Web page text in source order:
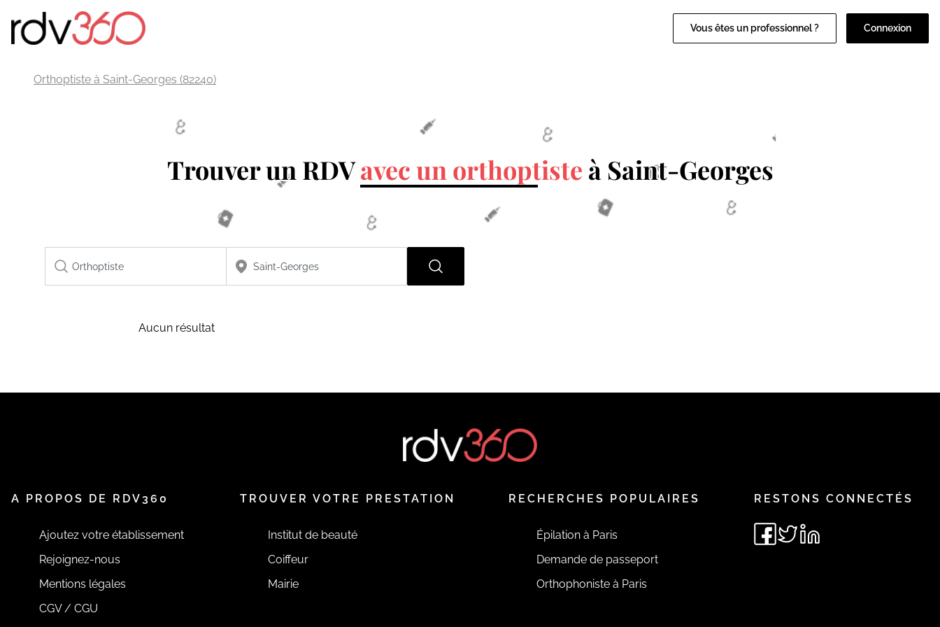
Vous êtes un professionnel ? Connexion
Orthoptiste à Saint-Georges (82240)
Trouver un RDVavec un orthoptiste à Saint-Georges
Aucun résultat
A PROPOS DE RDV360
Ajoutez votre établissement
Rejoignez-nous
Mentions légales
CGV / CGU
TROUVER VOTRE PRESTATION
Institut de beauté
Coiffeur
Mairie
RECHERCHES POPULAIRES
Épilation à Paris
Demande de passeport
Orthophoniste à Paris
RESTONS CONNECTÉS